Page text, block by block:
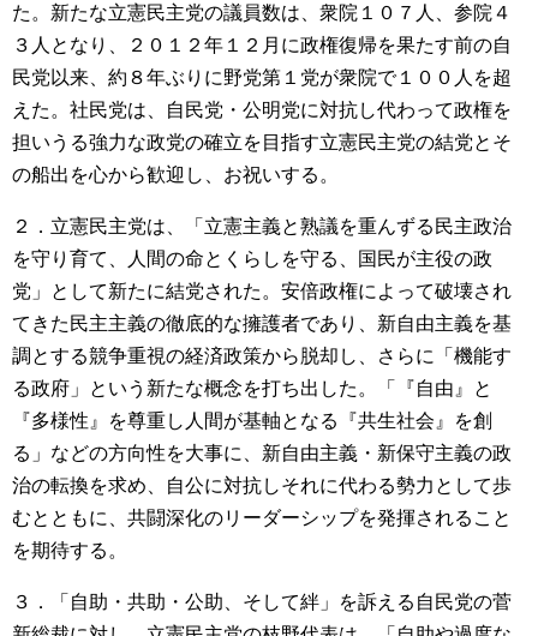
た。新たな立憲民主党の議員数は、衆院１０７人、参院４
３人となり、２０１２年１２月に政権復帰を果たす前の自
民党以来、約８年ぶりに野党第１党が衆院で１００人を超
えた。社民党は、自民党・公明党に対抗し代わって政権を
担いうる強力な政党の確立を目指す立憲民主党の結党とそ
の船出を心から歓迎し、お祝いする。
２．立憲民主党は、「立憲主義と熟議を重んずる民主政治
を守り育て、人間の命とくらしを守る、国民が主役の政
党」として新たに結党された。安倍政権によって破壊され
てきた民主主義の徹底的な擁護者であり、新自由主義を基
調とする競争重視の経済政策から脱却し、さらに「機能す
る政府」という新たな概念を打ち出した。「『自由』と
『多様性』を尊重し人間が基軸となる『共生社会』を創
る」などの方向性を大事に、新自由主義・新保守主義の政
治の転換を求め、自公に対抗しそれに代わる勢力として歩
むとともに、共闘深化のリーダーシップを発揮されること
を期待する。
３．「自助・共助・公助、そして絆」を訴える自民党の菅